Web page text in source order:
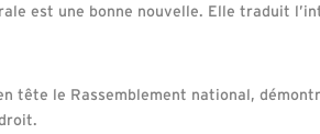
est une bonne nouvelle. Elle traduit
tête le Rassemblement national,